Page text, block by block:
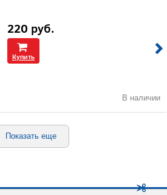
220 руб.
Купить
В наличии
Показать еще